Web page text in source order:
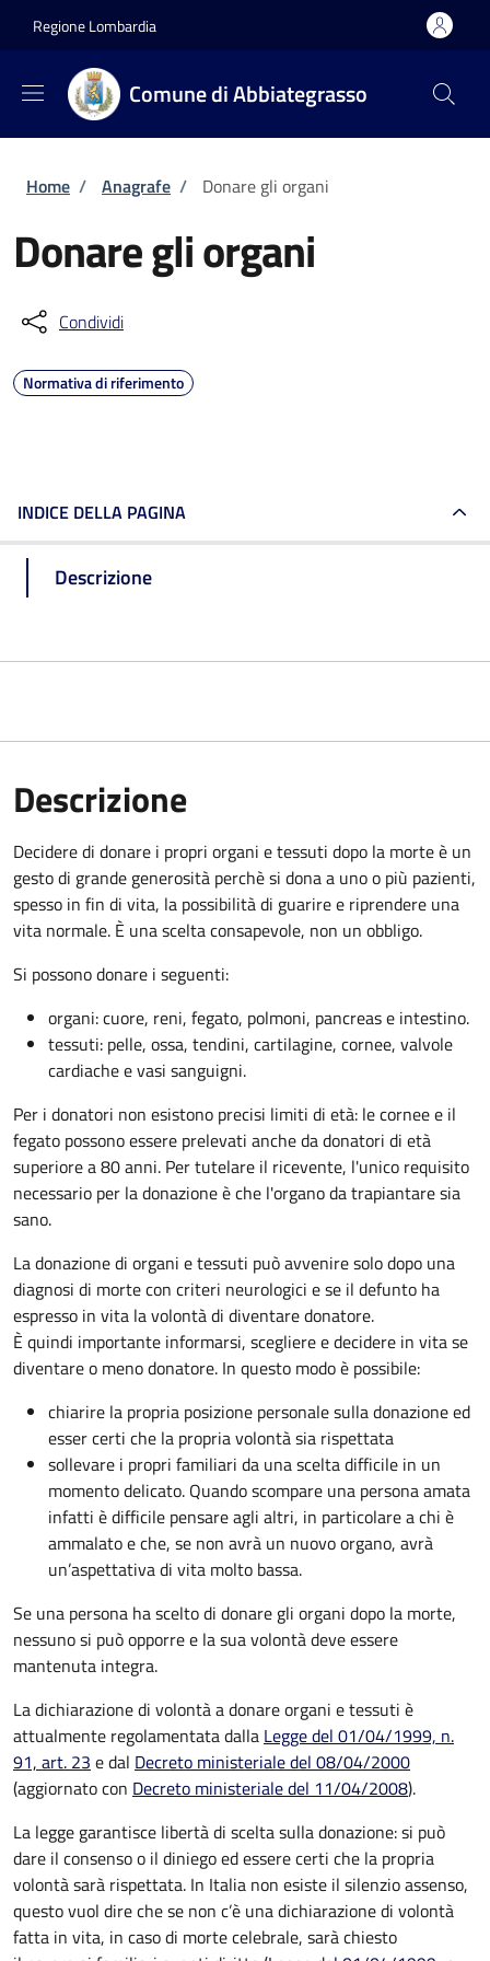
Regione Lombardia
Comune di Abbiategrasso
Briciole di pane
Home / Anagrafe / Donare gli organi
Donare gli organi
Condividi
Normativa di riferimento
INDICE DELLA PAGINA
Descrizione
Descrizione
Decidere di donare i propri organi e tessuti dopo la morte è un
gesto di grande generosità perchè si dona a uno o più pazienti,
spesso in fin di vita, la possibilità di guarire e riprendere una
vita normale. È una scelta consapevole, non un obbligo.
Si possono donare i seguenti:
organi: cuore, reni, fegato, polmoni, pancreas e intestino.
tessuti: pelle, ossa, tendini, cartilagine, cornee, valvole
cardiache e vasi sanguigni.
Per i donatori non esistono precisi limiti di età: le cornee e il
fegato possono essere prelevati anche da donatori di età
superiore a 80 anni. Per tutelare il ricevente, l'unico requisito
necessario per la donazione è che l'organo da trapiantare sia
sano.
La donazione di organi e tessuti può avvenire solo dopo una
diagnosi di morte con criteri neurologici e se il defunto ha
espresso in vita la volontà di diventare donatore.
È quindi importante informarsi, scegliere e decidere in vita se
diventare o meno donatore. In questo modo è possibile:
chiarire la propria posizione personale sulla donazione ed
esser certi che la propria volontà sia rispettata
sollevare i propri familiari da una scelta difficile in un
momento delicato. Quando scompare una persona amata
infatti è difficile pensare agli altri, in particolare a chi è
ammalato e che, se non avrà un nuovo organo, avrà
un’aspettativa di vita molto bassa.
Se una persona ha scelto di donare gli organi dopo la morte,
nessuno si può opporre e la sua volontà deve essere
mantenuta integra.
La dichiarazione di volontà a donare organi e tessuti è
attualmente regolamentata dalla Legge del 01/04/1999, n.
91, art. 23 e dal Decreto ministeriale del 08/04/2000
(aggiornato con Decreto ministeriale del 11/04/2008).
La legge garantisce libertà di scelta sulla donazione: si può
dare il consenso o il diniego ed essere certi che la propria
volontà sarà rispettata. In Italia non esiste il silenzio assenso,
questo vuol dire che se non c’è una dichiarazione di volontà
fatta in vita, in caso di morte celebrale, sarà chiesto